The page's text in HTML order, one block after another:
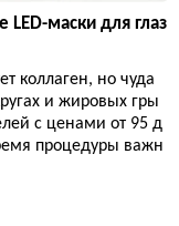
маски для глаз
коллаген, но чуда
и жировых гры
с ценами от 95 д
процедуры важн